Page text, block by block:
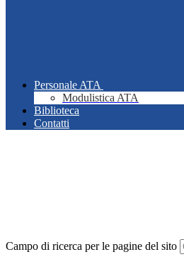
Personale ATA
Modulistica ATA
Biblioteca
Contatti
Campo di ricerca per le pagine del sito